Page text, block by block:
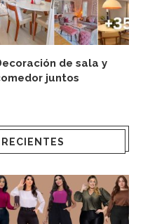
de sala y
juntos